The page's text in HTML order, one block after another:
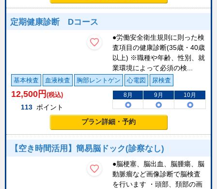
定期健康診断 Dコース
●労働安全衛生規則に則った検
査項目の健康診断(35歳・40歳
以上) ※職種や年齢、性別、就
業環境によって必須の検...
基本検査 血液検査 胸部レントゲン 心電図 尿検査
12,500 円 (税込)
113 ポイント
8月 9月 10月
プラン詳細・予約
【空き時間活用】簡易脳ドック(診察なし)
●脳梗塞、脳出血、脳腫瘍、脳
動脈瘤など画像診断で脳検査
を行います ・頭部、頚部の画